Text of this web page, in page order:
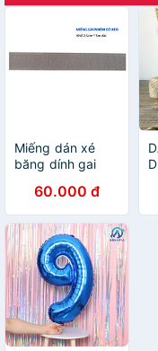
Miếng dán xé
băng dính gai
2.5cm*5m, tách
lẻ -(velcro tape/
khóa nhám)
60.000 đ